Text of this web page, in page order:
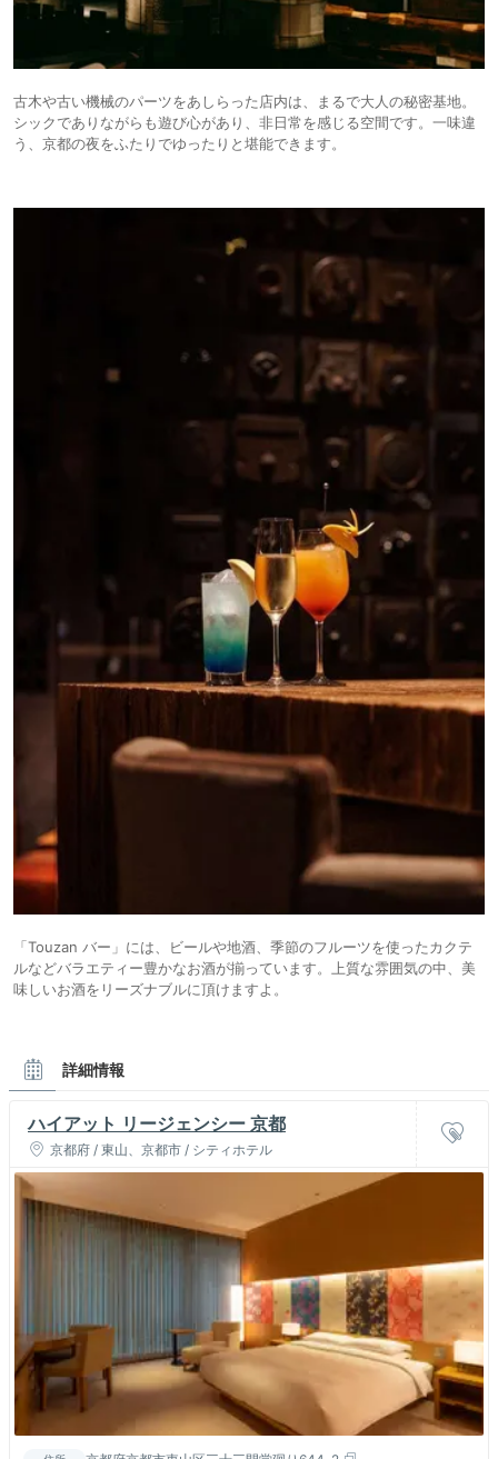
古木や古い機械のパーツをあしらった店内は、まるで大人の秘密基地。
シックでありながらも遊び心があり、非日常を感じる空間です。一味違
う、京都の夜をふたりでゆったりと堪能できます。
「Touzan バー」には、ビールや地酒、季節のフルーツを使ったカクテ
ルなどバラエティー豊かなお酒が揃っています。上質な雰囲気の中、美
味しいお酒をリーズナブルに頂けますよ。
詳細情報
ハイアット リージェンシー 京都
京都府 / 東山、京都市 / シティホテル